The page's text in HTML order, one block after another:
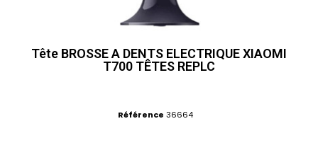
Tête BROSSE A DENTS ELECTRIQUE XIAOMI
T700 TÊTES REPLC
Référence 36664